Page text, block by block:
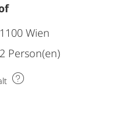
1100 Wien
2 Person(en)